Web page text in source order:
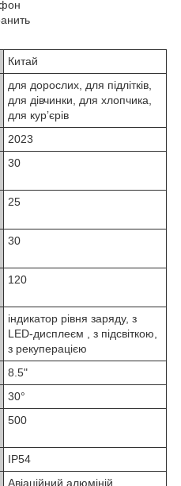
Китай
для дорослих, для підлітків,
для дівчинки, для хлопчика,
для курʼєрів
2023
30
25
30
120
індикатор рівня заряду, з
LED-дисплеєм , з підсвіткою,
з рекуперацією
8.5"
30°
500
IP54
Авіаційний алюміній